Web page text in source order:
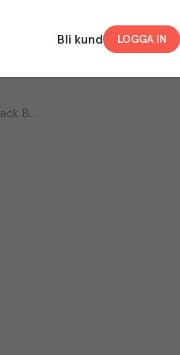
Bli kund LOGGA IN
Plåster Skydd Brännsår Hydrogel plåster 10-pack Blå Burn cover